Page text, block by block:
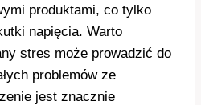
produktami, co tylko
napięcia. Warto
stres może prowadzić do
problemów ze
jest znacznie